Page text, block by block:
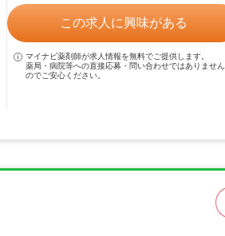
この求人に興味がある
マイナビ薬剤師が求人情報を無料でご提供します。
薬局・病院等への直接応募・問い合わせではありません
のでご安心ください。